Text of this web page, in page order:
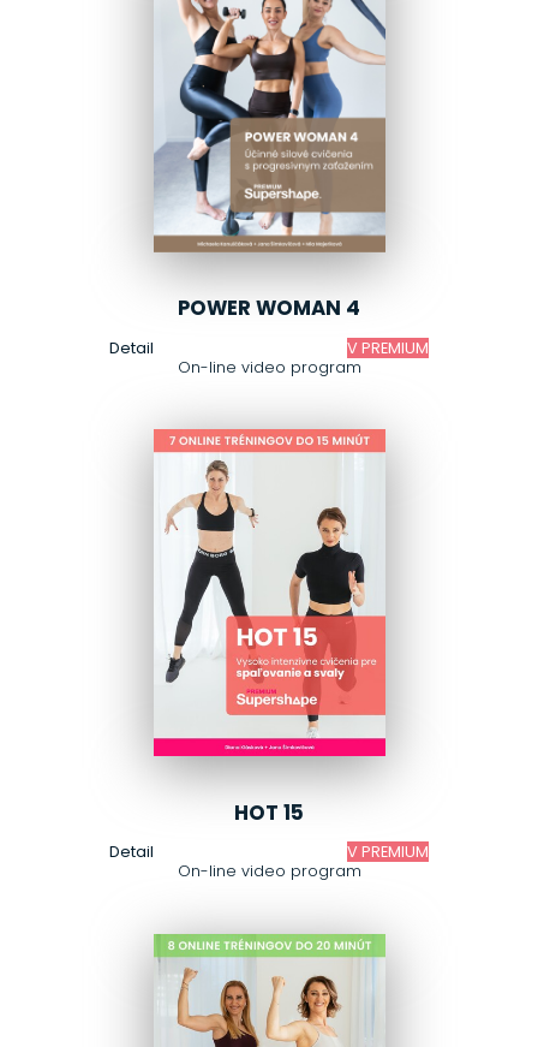
POWER WOMAN 4
On-line video program
Detail V PREMIUM
HOT 15
On-line video program
Detail V PREMIUM